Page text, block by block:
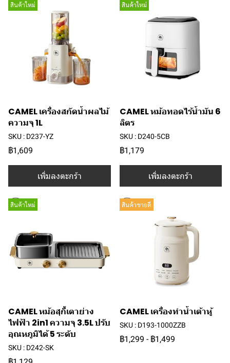
สินค้าใหม่
CAMEL เครื่องสกัดน้ำผลไม้
ความจุ 1L
SKU : D237-YZ
฿1,609
เพิ่มลงตะกร้า
สินค้าใหม่
CAMEL หม้อทอดไร้น้ำมัน 6
ลิตร
SKU : D240-5CB
฿1,179
เพิ่มลงตะกร้า
สินค้าใหม่
CAMEL หม้อสุกี้เตาย่าง
ไฟฟ้า 2in1 ความจุ 3.5L ปรับ
อุณหภูมิได้ 5 ระดับ
SKU : D242-SK
สินค้าขายดี
CAMEL เครื่องทำน้ำเต้าหู้
SKU : D193-1000ZZB
฿1,299 - ฿1,499